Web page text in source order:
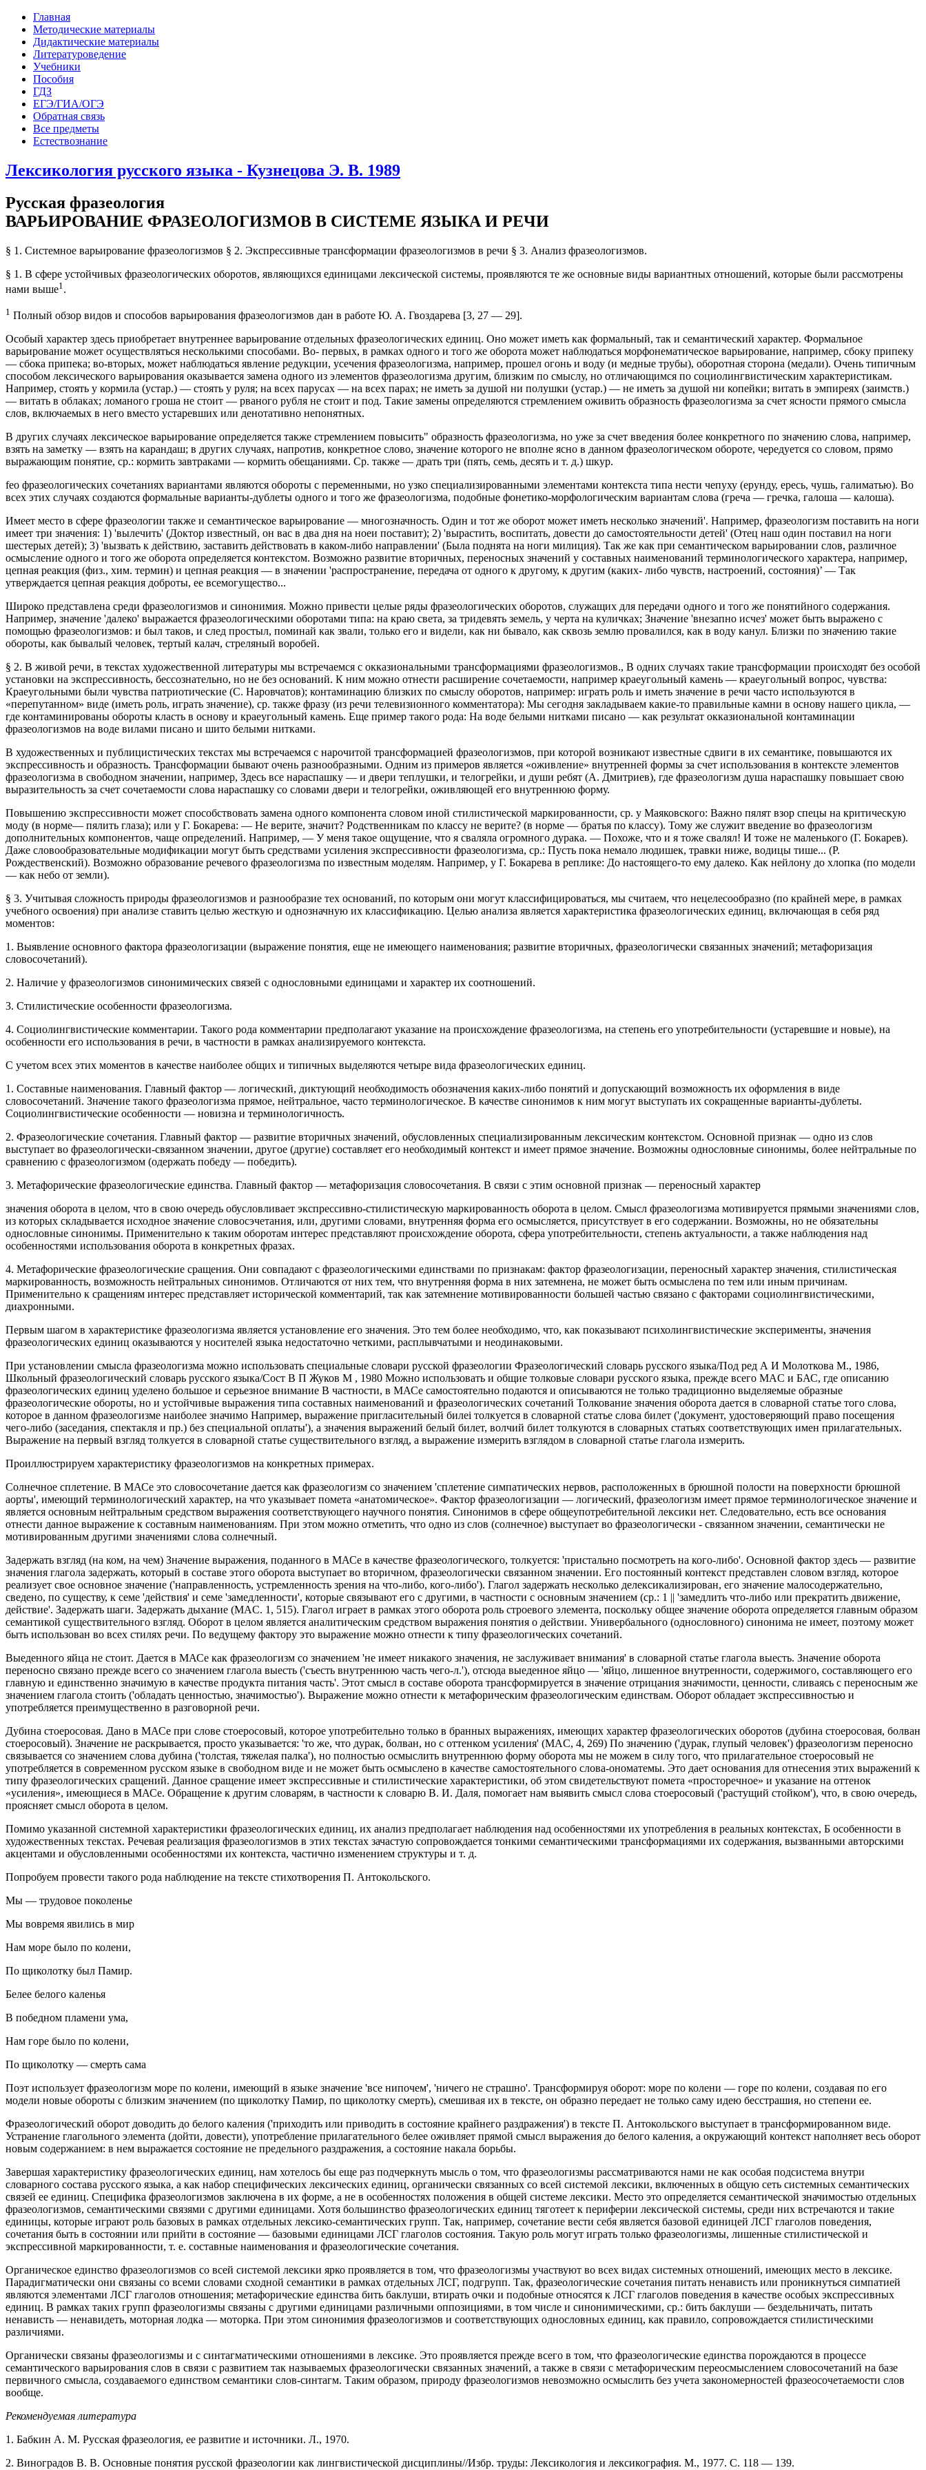
Главная
Методические материалы
Дидактические материалы
Литературоведение
Учебники
Пособия
ГДЗ
ЕГЭ/ГИА/ОГЭ
Обратная связь
Все предметы
Естествознание
Лексикология русского языка - Кузнецова Э. В. 1989
Русская фразеология
ВАРЬИРОВАНИЕ ФРАЗЕОЛОГИЗМОВ В СИСТЕМЕ ЯЗЫКА И РЕЧИ
§ 1. Системное варьирование фразеологизмов § 2. Экспрессивные трансформации фразеологизмов в речи § 3. Анализ фразеологизмов.
§ 1. В сфере устойчивых фразеологических оборотов, являющихся единицами лексической системы, проявляются те же основные виды вариантных отношений, которые были рассмотрены
нами выше1 .
1 Полный обзор видов и способов варьирования фразеологизмов дан в работе Ю. А. Гвоздарева [3, 27 — 29].
Особый характер здесь приобретает внутреннее варьирование отдельных фразеологических единиц. Оно может иметь как формальный, так и семантический характер. Формальное
варьирование может осуществляться несколькими способами. Во- первых, в рамках одного и того же оборота может наблюдаться морфонематическое варьирование, например, сбоку припеку
— сбока припека; во-вторых, может наблюдаться явление редукции, усечения фразеологизма, например, прошел огонь и воду (и медные трубы), оборотная сторона (медали). Очень типичным
способом лексического варьирования оказывается замена одного из элементов фразеологизма другим, близким по смыслу, но отличающимся по социолингвистическим характеристикам.
Например, стоять у кормила (устар.) — стоять у руля; на всех парусах — на всех парах; не иметь за душой ни полушки (устар.) — не иметь за душой ни копейки; витать в эмпиреях (заимств.)
— витать в облаках; ломаного гроша не стоит — рваного рубля не стоит и под. Такие замены определяются стремлением оживить образность фразеологизма за счет ясности прямого смысла
слов, включаемых в него вместо устаревших или денотативно непонятных.
В других случаях лексическое варьирование определяется также стремлением повысить" образность фразеологизма, но уже за счет введения более конкретного по значению слова, например,
взять на заметку — взять на карандаш; в других случаях, напротив, конкретное слово, значение которого не вполне ясно в данном фразеологическом обороте, чередуется со словом, прямо
выражающим понятие, ср.: кормить завтраками — кормить обещаниями. Ср. также — драть три (пять, семь, десять и т. д.) шкур.
feo фразеологических сочетаниях вариантами являются обороты с переменными, но узко специализированными элементами контекста типа нести чепуху (ерунду, ересь, чушь, галиматью). Во
всех этих случаях создаются формальные варианты-дублеты одного и того же фразеологизма, подобные фонетико-морфологическим вариантам слова (греча — гречка, галоша — калоша).
Имеет место в сфере фразеологии также и семантическое варьирование — многозначность. Один и тот же оборот может иметь несколько значений'. Например, фразеологизм поставить на ноги
имеет три значения: 1) 'вылечить' (Доктор известный, он вас в два дня на ноеи поставит); 2) 'вырастить, воспитать, довести до самостоятельности детей' (Отец наш один поставил на ноги
шестерых детей); 3) 'вызвать к действию, заставить действовать в каком-либо направлении' (Была поднята на ноги милиция). Так же как при семантическом варьировании слов, различное
осмысление одного и того же оборота определяется контекстом. Возможно развитие вторичных, переносных значений у составных наименований терминологического характера, например,
цепная реакция (физ., хим. термин) и цепная реакция — в значении 'распространение, передача от одного к другому, к другим (каких- либо чувств, настроений, состояния)’ — Так
утверждается цепная реакция доброты, ее всемогущество...
Широко представлена среди фразеологизмов и синонимия. Можно привести целые ряды фразеологических оборотов, служащих для передачи одного и того же понятийного содержания.
Например, значение 'далеко' выражается фразеологическими оборотами типа: на краю света, за тридевять земель, у черта на куличках; Значение 'внезапно исчез' может быть выражено с
помощью фразеологизмов: и был таков, и след простыл, поминай как звали, только его и видели, как ни бывало, как сквозь землю провалился, как в воду канул. Близки по значению такие
обороты, как бывалый человек, тертый калач, стреляный воробей.
§ 2. В живой речи, в текстах художественной литературы мы встречаемся с окказиональными трансформациями фразеологизмов., В одних случаях такие трансформации происходят без особой
установки на экспрессивность, бессознательно, но не без оснований. К ним можно отнести расширение сочетаемости, например краеугольный камень — краеугольный вопрос, чувства:
Краеугольными были чувства патриотические (С. Наровчатов); контаминацию близких по смыслу оборотов, например: играть роль и иметь значение в речи часто используются в
«перепутанном» виде (иметь роль, играть значение), ср. также фразу (из речи телевизионного комментатора): Мы сегодня закладываем какие-то правильные камни в основу нашего цикла, —
где контаминированы обороты класть в основу и краеугольный камень. Еще пример такого рода: На воде белыми нитками писано — как результат окказиональной контаминации
фразеологизмов на воде вилами писано и шито белыми нитками.
В художественных и публицистических текстах мы встречаемся с нарочитой трансформацией фразеологизмов, при которой возникают известные сдвиги в их семантике, повышаются их
экспрессивность и образность. Трансформации бывают очень разнообразными. Одним из примеров является «оживление» внутренней формы за счет использования в контексте элементов
фразеологизма в свободном значении, например, Здесь все нараспашку — и двери теплушки, и телогрейки, и души ребят (А. Дмитриев), где фразеологизм душа нараспашку повышает свою
выразительность за счет сочетаемости слова нараспашку со словами двери и телогрейки, оживляющей его внутреннюю форму.
Повышению экспрессивности может способствовать замена одного компонента словом иной стилистической маркированности, ср. у Маяковского: Важно пялят взор спецы на критическую
моду (в норме— пялить глаза); или у Г. Бокарева: — Не верите, значит? Родственникам по классу не верите? (в норме — братья по классу). Тому же служит введение во фразеологизм
дополнительных компонентов, чаще определений. Например, — У меня такое ощущение, что я сваляла огромного дурака. — Похоже, что и я тоже свалял! И тоже не маленького (Г. Бокарев).
Даже словообразовательные модификации могут быть средствами усиления экспрессивности фразеологизма, ср.: Пусть пока немало людишек, травки ниже, водицы тише... (Р.
Рождественский). Возможно образование речевого фразеологизма по известным моделям. Например, у Г. Бокарева в реплике: До настоящего-то ему далеко. Как нейлону до хлопка (по модели
— как небо от земли).
§ 3. Учитывая сложность природы фразеологизмов и разнообразие тех оснований, по которым они могут классифицироваться, мы считаем, что нецелесообразно (по крайней мере, в рамках
учебного освоения) при анализе ставить целью жесткую и однозначную их классификацию. Целью анализа является характеристика фразеологических единиц, включающая в себя ряд
моментов:
1. Выявление основного фактора фразеологизации (выражение понятия, еще не имеющего наименования; развитие вторичных, фразеологически связанных значений; метафоризация
словосочетаний).
2. Наличие у фразеологизмов синонимических связей с однословными единицами и характер их соотношений.
3. Стилистические особенности фразеологизма.
4. Социолингвистические комментарии. Такого рода комментарии предполагают указание на происхождение фразеологизма, на степень его употребительности (устаревшие и новые), на
особенности его использования в речи, в частности в рамках анализируемого контекста.
С учетом всех этих моментов в качестве наиболее общих и типичных выделяются четыре вида фразеологических единиц.
1. Составные наименования. Главный фактор — логический, диктующий необходимость обозначения каких-либо понятий и допускающий возможность их оформления в виде
словосочетаний. Значение такого фразеологизма прямое, нейтральное, часто терминологическое. В качестве синонимов к ним могут выступать их сокращенные варианты-дублеты.
Социолингвистические особенности — новизна и терминологичность.
2. Фразеологические сочетания. Главный фактор — развитие вторичных значений, обусловленных специализированным лексическим контекстом. Основной признак — одно из слов
выступает во фразеологически-связанном значении, другое (другие) составляет его необходимый контекст и имеет прямое значение. Возможны однословные синонимы, более нейтральные по
сравнению с фразеологизмом (одержать победу — победить).
3. Метафорические фразеологические единства. Главный фактор — метафоризация словосочетания. В связи с этим основной признак — переносный характер
значения оборота в целом, что в свою очередь обусловливает экспрессивно-стилистическую маркированность оборота в целом. Смысл фразеологизма мотивируется прямыми значениями слов,
из которых складывается исходное значение словосэчетания, или, другими словами, внутренняя форма его осмысляется, присутствует в его содержании. Возможны, но не обязательны
однословные синонимы. Применительно к таким оборотам интерес представляют происхождение оборота, сфера употребительности, степень актуальности, а также наблюдения над
особенностями использования оборота в конкретных фразах.
4. Метафорические фразеологические сращения. Они совпадают с фразеологическими единствами по признакам: фактор фразеологизации, переносный характер значения, стилистическая
маркированность, возможность нейтральных синонимов. Отличаются от них тем, что внутренняя форма в них затемнена, не может быть осмыслена по тем или иным причинам.
Применительно к сращениям интерес представляет исторической комментарий, так как затемнение мотивированности большей частью связано с факторами социолингвистическими,
диахронными.
Первым шагом в характеристике фразеологизма является установление его значения. Это тем более необходимо, что, как показывают психолингвистические эксперименты, значения
фразеологических единиц оказываются у носителей языка недостаточно четкими, расплывчатыми и неодинаковыми.
При установлении смысла фразеологизма можно использовать специальные словари русской фразеологии Фразеологический словарь русского языка/Под ред А И Молоткова М., 1986,
Школьный фразеологический словарь русского языка/Сост В П Жуков М , 1980 Можно использовать и общие толковые словари русского языка, прежде всего MAC и БАС, где описанию
фразеологических единиц уделено большое и серьезное внимание В частности, в МАСе самостоятельно подаются и описываются не только традиционно выделяемые образные
фразеологические обороты, но и устойчивые выражения типа составных наименований и фразеологических сочетаний Толкование значения оборота дается в словарной статье того слова,
которое в данном фразеологизме наиболее значимо Например, выражение пригласительный билеi толкуется в словарной статье слова билет ('документ, удостоверяющий право посещения
чего-либо (заседания, спектакля и пр.) без специальной оплаты'), а значения выражений белый билет, волчий билет толкуются в словарных статьях соответствующих имен прилагательных.
Выражение на первый взгляд толкуется в словарной статье существительного взгляд, а выражение измерить взглядом в словарной статье глагола измерить.
Проиллюстрируем характеристику фразеологизмов на конкретных примерах.
Солнечное сплетение. В МАСе это словосочетание дается как фразеологизм со значением 'сплетение симпатических нервов, расположенных в брюшной полости на поверхности брюшной
аорты', имеющий терминологический характер, на что указывает помета «анатомическое». Фактор фразеологизации — логический, фразеологизм имеет прямое терминологическое значение и
является основным нейтральным средством выражения соответствующего научного понятия. Синонимов в сфере общеупотребительной лексики нет. Следовательно, есть все основания
отнести данное выражение к составным наименованиям. При этом можно отметить, что одно из слов (солнечное) выступает во фразеологически - связанном значении, семантически не
мотивированным другими значениями слова солнечный.
Задержать взгляд (на ком, на чем) Значение выражения, поданного в МАСе в качестве фразеологического, толкуется: 'пристально посмотреть на кого-либо'. Основной фактор здесь — развитие
значения глагола задержать, который в составе этого оборота выступает во вторичном, фразеологически связанном значении. Его постоянный контекст представлен словом взгляд, которое
реализует свое основное значение ('направленность, устремленность зрения на что-либо, кого-либо'). Глагол задержать несколько делексикализирован, его значение малосодержательно,
сведено, по существу, к семе 'действия' и семе 'замедленности', которые связывают его с другими, в частности с основным значением (ср.: 1 || 'замедлить что-либо или прекратить движение,
действие'. Задержать шаги. Задержать дыхание (MAC. 1, 515). Глагол играет в рамках этого оборота роль строевого элемента, поскольку общее значение оборота определяется главным образом
семантикой существительного взгляд. Оборот в целом является аналитическим средством выражения понятия о действии. Универбального (однословного) синонима не имеет, поэтому может
быть использован во всех стилях речи. По ведущему фактору это выражение можно отнести к типу фразеологических сочетаний.
Выеденного яйца не стоит. Дается в МАСе как фразеологизм со значением 'не имеет никакого значения, не заслуживает внимания' в словарной статье глагола выесть. Значение оборота
переносно связано прежде всего со значением глагола выесть ('съесть внутреннюю часть чего-л.'), отсюда выеденное яйцо — 'яйцо, лишенное внутренности, содержимого, составляющего его
главную и единственно значимую в качестве продукта питания часть'. Этот смысл в составе оборота трансформируется в значение отрицания значимости, ценности, сливаясь с переносным же
значением глагола стоить ('обладать ценностью, значимостью'). Выражение можно отнести к метафорическим фразеологическим единствам. Оборот обладает экспрессивностью и
употребляется преимущественно в разговорной речи.
Дубина стоеросовая. Дано в МАСе при слове стоеросовый, которое употребительно только в бранных выражениях, имеющих характер фразеологических оборотов (дубина стоеросовая, болван
стоеросовый). Значение не раскрывается, просто указывается: 'то же, что дурак, болван, но с оттенком усиления' (MAC, 4, 269) По значению ('дурак, глупый человек') фразеологизм переносно
связывается со значением слова дубина ('толстая, тяжелая палка'), но полностью осмыслить внутреннюю форму оборота мы не можем в силу того, что прилагательное стоеросовый не
употребляется в современном русском языке в свободном виде и не может быть осмыслено в качестве самостоятельного слова-ономатемы. Это дает основания для отнесения этих выражений к
типу фразеологических сращений. Данное сращение имеет экспрессивные и стилистические характеристики, об этом свидетельствуют помета «просторечное» и указание на оттенок
«усиления», имеющиеся в МАСе. Обращение к другим словарям, в частности к словарю В. И. Даля, помогает нам выявить смысл слова стоеросовый ('растущий стойком'), что, в свою очередь,
проясняет смысл оборота в целом.
Помимо указанной системной характеристики фразеологических единиц, их анализ предполагает наблюдения над особенностями их употребления в реальных контекстах, Б особенности в
художественных текстах. Речевая реализация фразеологизмов в этих текстах зачастую сопровождается тонкими семантическими трансформациями их содержания, вызванными авторскими
акцентами и обусловленными особенностями их контекста, частично изменением структуры и т. д.
Попробуем провести такого рода наблюдение на тексте стихотворения П. Антокольского.
Мы — трудовое поколенье
Мы вовремя явились в мир
Нам море было по колени,
По щиколотку был Памир.
Белее белого каленья
В победном пламени ума,
Нам горе было по колени,
По щиколотку — смерть сама
Поэт использует фразеологизм море по колени, имеющий в языке значение 'все нипочем', 'ничего не страшно'. Трансформируя оборот: море по колени — горе по колени, создавая по его
модели новые обороты с близким значением (по щиколотку Памир, по щиколотку смерть), смешивая их в тексте, он образно передает не только саму идею бесстрашия, но степени ее.
Фразеологический оборот доводить до белого каления ('приходить или приводить в состояние крайнего раздражения') в тексте П. Антокольского выступает в трансформированном виде.
Устранение глагольного элемента (дойти, довести), употребление прилагательного белее оживляет прямой смысл выражения до белого каления, а окружающий контекст наполняет весь оборот
новым содержанием: в нем выражается состояние не предельного раздражения, а состояние накала борьбы.
Завершая характеристику фразеологических единиц, нам хотелось бы еще раз подчеркнуть мысль о том, что фразеологизмы рассматриваются нами не как особая подсистема внутри
словарного состава русского языка, а как набор специфических лексических единиц, органически связанных со всей системой лексики, включенных в общую сеть системных семантических
связей ее единиц. Специфика фразеологизмов заключена в их форме, а не в особенностях положения в общей системе лексики. Место это определяется семантической значимостью отдельных
фразеологизмов, семантическими связями с другими единицами. Хотя большинство фразеологических единиц тяготеет к периферии лексической системы, среди них встречаются и такие
единицы, которые играют роль базовых в рамках отдельных лексико-семантических групп. Так, например, сочетание вести себя является базовой единицей ЛСГ глаголов поведения,
сочетания быть в состоянии или прийти в состояние — базовыми единицами ЛСГ глаголов состояния. Такую роль могут играть только фразеологизмы, лишенные стилистической и
экспрессивной маркированности, т. е. составные наименования и фразеологические сочетания.
Органическое единство фразеологизмов со всей системой лексики ярко проявляется в том, что фразеологизмы участвуют во всех видах системных отношений, имеющих место в лексике.
Парадигматически они связаны со всеми словами сходной семантики в рамках отдельных ЛСГ, подгрупп. Так, фразеологические сочетания питать ненависть или проникнуться симпатией
являются элементами ЛСГ глаголов отношения; метафорические единства бить баклуши, втирать очки и подобные относятся к ЛСГ глаголов поведения в качестве особых экспрессивных
единиц. В рамках таких групп фразеологизмы связаны с другими единицами различными оппозициями, в том числе и синонимическими, ср.: бить баклуши — бездельничать, питать
ненависть — ненавидеть, моторная лодка — моторка. При этом синонимия фразеологизмов и соответствующих однословных единиц, как правило, сопровождается стилистическими
различиями.
Органически связаны фразеологизмы и с синтагматическими отношениями в лексике. Это проявляется прежде всего в том, что фразеологические единства порождаются в процессе
семантического варьирования слов в связи с развитием так называемых фразеологически связанных значений, а также в связи с метафорическим переосмыслением словосочетаний на базе
первичного смысла, создаваемого единством семантики слов-синтагм. Таким образом, природу фразеологизмов невозможно осмыслить без учета закономерностей фразеосочетаемости слов
вообще.
Рекомендуемая литература
1. Бабкин А. М. Русская фразеология, ее развитие и источники. Л., 1970.
2. Виноградов В. В. Основные понятия русской фразеологии как лингвистической дисциплины//Избр. труды: Лексикология и лексикография. М., 1977. С. 118 — 139.